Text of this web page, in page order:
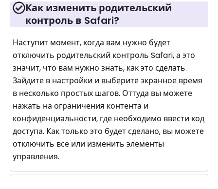
Как изменить родительский
контроль в Safari?
Наступит момент, когда вам нужно будет
отключить родительский контроль Safari, а это
значит, что вам нужно знать, как это сделать.
Зайдите в настройки и выберите экранное время
в несколько простых шагов. Оттуда вы можете
нажать на ограничения контента и
конфиденциальности, где необходимо ввести код
доступа. Как только это будет сделано, вы можете
отключить все или изменить элементы
управления.